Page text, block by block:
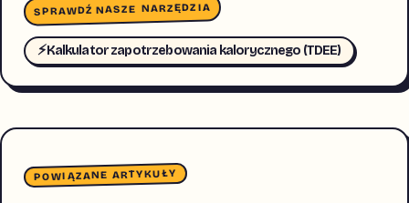
SPRAWDŹ NASZE NARZĘDZIA
⚡Kalkulator zapotrzebowania kalorycznego (TDEE)
POWIĄZANE ARTYKUŁY